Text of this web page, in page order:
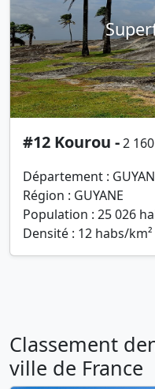
#12 Kourou -2
Département :
Région : GUYANE
Population : 25 026
Densité : 12 habs/km²
Classement
ville de France